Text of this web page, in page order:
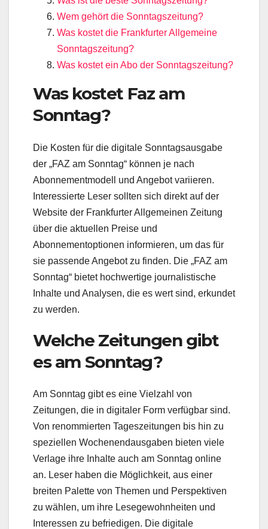
Wem gehört die Sonntagszeitung?
Was kostet die Frankfurter Allgemeine
Sonntagszeitung?
Was kostet ein Abo der Sonntagszeitung?
Was kostet Faz am
Sonntag?
Die Kosten für die digitale Sonntagsausgabe
der „FAZ am Sonntag“ können je nach
Abonnementmodell und Angebot variieren.
Interessierte Leser sollten sich direkt auf der
Website der Frankfurter Allgemeinen Zeitung
über die aktuellen Preise und
Abonnementoptionen informieren, um das für
sie passende Angebot zu finden. Die „FAZ am
Sonntag“ bietet hochwertige journalistische
Inhalte und Analysen, die es wert sind, erkundet
zu werden.
Welche Zeitungen gibt
es am Sonntag?
Am Sonntag gibt es eine Vielzahl von
Zeitungen, die in digitaler Form verfügbar sind.
Von renommierten Tageszeitungen bis hin zu
speziellen Wochenendausgaben bieten viele
Verlage ihre Inhalte auch am Sonntag online
an. Leser haben die Möglichkeit, aus einer
breiten Palette von Themen und Perspektiven
zu wählen, um ihre Lesegewohnheiten und
Interessen zu befriedigen. Die digitale